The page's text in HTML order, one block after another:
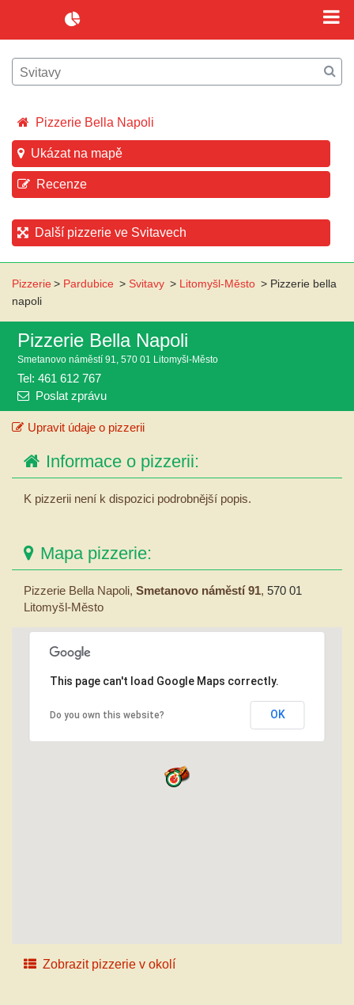
Pizzerie Bella Napoli
Ukázat na mapě
Recenze
Další pizzerie ve Svitavech
Pizzerie> Pardubice > Svitavy > Litomyšl-Město > Pizzerie bella
napoli
Pizzerie Bella Napoli
Smetanovo náměstí 91, 570 01 Litomyšl-Město
Tel: 461 612 767
Poslat zprávu
Upravit údaje o pizzerii
Informace o pizzerii:
K pizzerii není k dispozici podrobnější popis.
Mapa pizzerie:
Pizzerie Bella Napoli, Smetanovo náměstí 91, 570 01
Litomyšl-Město
This page can't load Google Maps correctly.
Do you own this website? OK
Zobrazit pizzerie v okolí